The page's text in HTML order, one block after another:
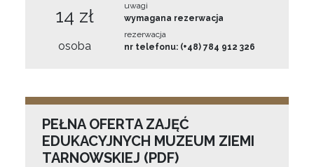
14 zł
osoba
uwagi
wymagana rezerwacja
rezerwacja
nr telefonu: (+48) 784 912 326
PEŁNA OFERTA ZAJĘĆ
EDUKACYJNYCH MUZEUM ZIEMI
TARNOWSKIEJ (PDF)